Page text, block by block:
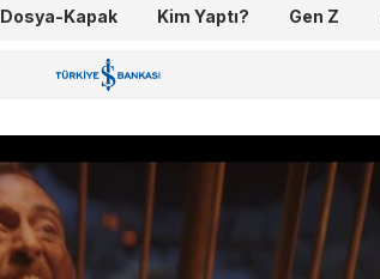
Dosya-Kapak Kim Yaptı? Gen Z
İş Bankası 100.Yıl